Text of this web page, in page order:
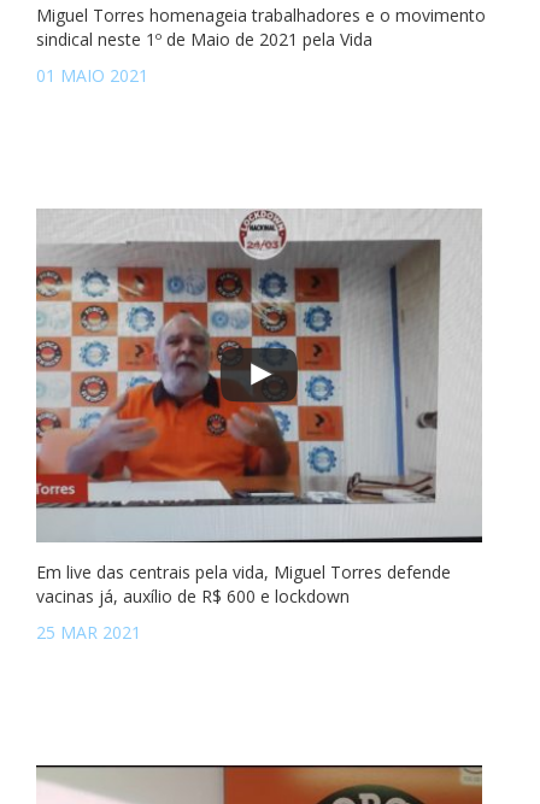
Miguel Torres homenageia trabalhadores e o movimento
sindical neste 1º de Maio de 2021 pela Vida
01 MAIO 2021
Em live das centrais pela vida, Miguel Torres defende
vacinas já, auxílio de R$ 600 e lockdown
25 MAR 2021